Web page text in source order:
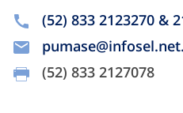
(52) 833 2123270 &
(52) 833 2127078